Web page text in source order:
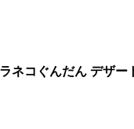
ノラネコぐ